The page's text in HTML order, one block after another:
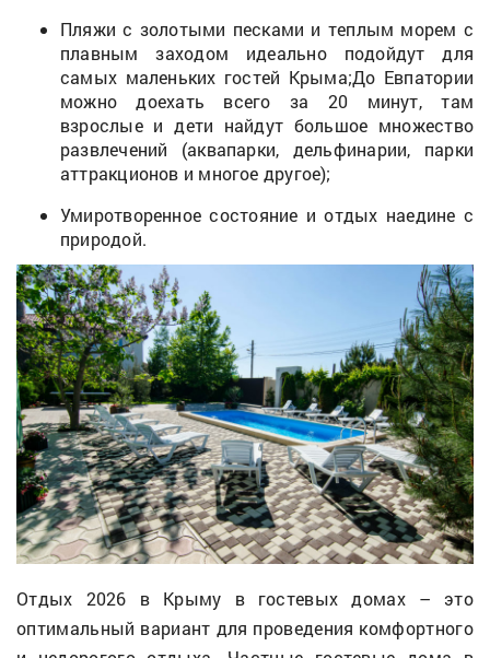
Пляжи с золотыми песками и теплым морем с
плавным заходом идеально подойдут для
самых маленьких гостей Крыма;До Евпатории
можно доехать всего за 20 минут, там
взрослые и дети найдут большое множество
развлечений (аквапарки, дельфинарии, парки
аттракционов и многое другое);
Умиротворенное состояние и отдых наедине с
природой.
Отдых 2026 в Крыму в гостевых домах – это
оптимальный вариант для проведения комфортного